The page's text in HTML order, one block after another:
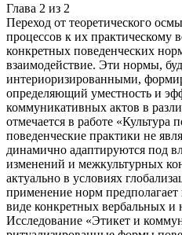
Глава 2 из 2
Переход от теоретического
процессов к их практическому
конкретных поведенческих
взаимодействие. Эти нормы,
интериоризированными,
определяющий уместность и
коммуникативных актов в
отмечается в работе «Культура
поведенческие практики не
динамично адаптируются под
изменений и межкультурных
актуально в условиях
применение норм
виде конкретных вербальных и
Исследование «Этикет и